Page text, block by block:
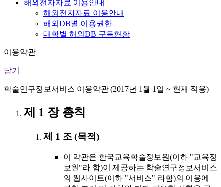
해외전자자료 이용안내
해외전자자료 이용안내
해외DB별 이용권한
대학별 해외DB 구독현황
이용약관
닫기
학술연구정보서비스 이용약관 (2017년 1월 1일 ~ 현재 적용)
제 1 장 총칙
제 1 조 (목적)
이 약관은 한국교육학술정보원(이하 "교육정
보원"라 함)이 제공하는 학술연구정보서비스
의 웹사이트(이하 "서비스" 라함)의 이용에